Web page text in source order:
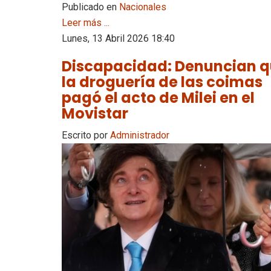
Publicado en Nacionales
Leer más ...
Lunes, 13 Abril 2026 18:40
Discapacidad: Denuncian
la droguería de las coimas
pagó el acto de Milei en el
Movistar
Escrito por Administrador